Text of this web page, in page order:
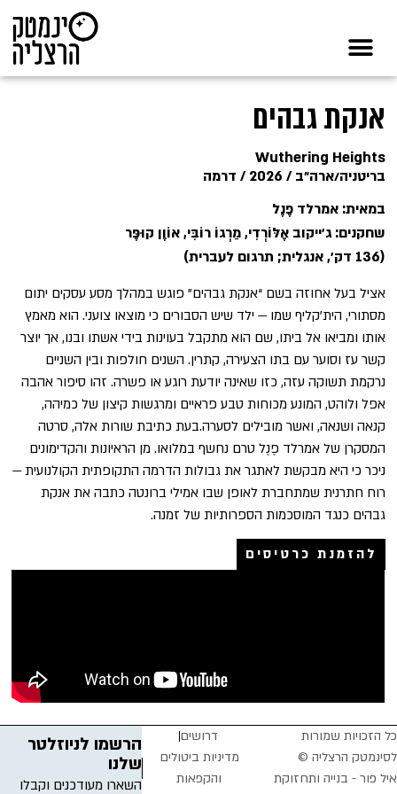
אנקת גבהים
Wuthering Heights
בריטניה/ארה״ב / 2026 / דרמה
במאית: אמרלד פֶנֶל
שחקנים: ג׳ייקוב אֶלּוֹרְדִי, מַרְגוֹ רוֹבִּי, אוֹוֶן קוּפֶּר
(136 דק׳, אנגלית; תרגום לעברית)
אציל בעל אחוזה בשם “אנקת גבהים” פוגש במהלך מסע עסקים יתום
מסתורי, הית’קליף שמו — ילד שיש הסבורים כי מוצאו צועני. הוא מאמץ
אותו ומביאו אל ביתו, שם הוא מתקבל בעוינות בידי אשתו ובנו, אך יוצר
קשר עז וסוער עם בתו הצעירה, קתרין. השנים חולפות ובין השניים
נרקמת תשוקה עזה, כזו שאינה יודעת רוגע או פשרה. זהו סיפור אהבה
אפל ולוהט, המונע מכוחות טבע פראיים ומרגשות קיצון של כמיהה,
קנאה ושנאה, ואשר מובילים לסערה.בעת כתיבת שורות אלה, סרטה
המסקרן של אמרלד פֶנֶל טרם נחשף במלואו. מן הראיונות והקדימונים
ניכר כי היא מבקשת לאתגר את גבולות הדרמה התקופתית הקולנועית —
רוח חתרנית שמתחברת לאופן שבו אמילי ברונטה כתבה את אנקת
גבהים כנגד המוסכמות הספרותיות של זמנה.
להזמנת כרטיסים
כל הזכויות שמורות
לסינמטק הרצליה ©
איל פור - בנייה ותחזוקת
דרושים
מדיניות ביטולים
והקפאות
הרשמו לניוזלטר
שלנו
השארו מעודכנים וקבלו